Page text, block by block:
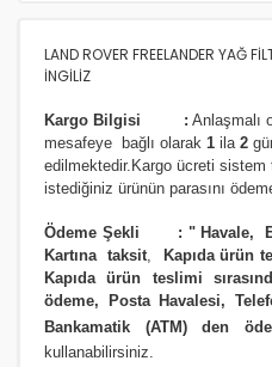
LAND ROVER FREELANDER YAĞ
İNGİLİZ
Kargo Bilgisi : Anlaşmalı
mesafeye bağlı olarak 1 ila 2
edilmektedir. Kargo ücreti sistem
istediğiniz ürünün parasını
Ödeme Şekli : " Havale,
Kartına taksit,
Kapıda ürün
Kapıda ürün teslimi
ödeme, Posta Havalesi,
Bankamatik (ATM) den
kullanabilirsiniz.